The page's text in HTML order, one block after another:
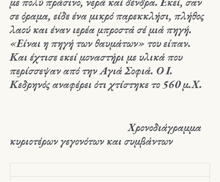
σε όραμα, είδε ένα μικρό παρεκκλήσι, πλήθος
λαού και έναν ιερέα μπροστά σέ μιά πηγή.
«Είναι η πηγή των θαυμάτων» του είπαν.
Και έχτισε εκεί μοναστήρι με υλικά που
περίσσεψαν από την Αγιά Σοφιά. Ο Ι.
Κεδρηνός αναφέρει ότι χτίστηκε το 560 μ.Χ.
Χρονοδιάγραμμα
κυριοτέρων γεγονότων και συμβάντων